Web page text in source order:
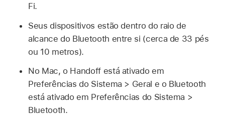
Fi.
Seus dispositivos estão dentro do raio de
alcance do Bluetooth entre si (cerca de 33 pés
ou 10 metros).
No Mac, o Handoff está ativado em
Preferências do Sistema > Geral e o Bluetooth
está ativado em Preferências do Sistema >
Bluetooth.